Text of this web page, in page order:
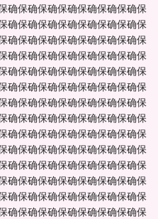
确保确保确保确保确保确保确保
确保确保确保确保确保确保确保
确保确保确保确保确保确保确保
确保确保确保确保确保确保确保
确保确保确保确保确保确保确保
确保确保确保确保确保确保确保
确保确保确保确保确保确保确保
确保确保确保确保确保确保确保
确保确保确保确保确保确保确保
确保确保确保确保确保确保确保
确保确保确保确保确保确保确保
确保确保确保确保确保确保确保
确保确保确保确保确保确保确保
确保确保确保确保确保确保确保